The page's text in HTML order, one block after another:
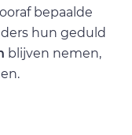
bepaalde
hun geduld
blijven nemen,